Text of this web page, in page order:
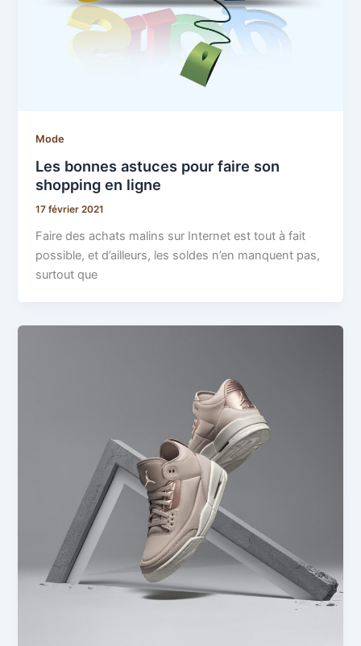
Mode
Les bonnes astuces pour faire son
shopping en ligne
17 février 2021
Faire des achats malins sur Internet est tout à fait
possible, et d’ailleurs, les soldes n’en manquent pas,
surtout que